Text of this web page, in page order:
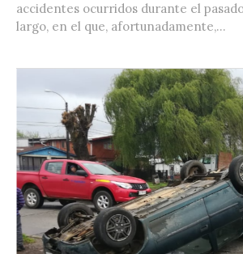
accidentes ocurridos durante el
largo, en el que, afortunadamente,...